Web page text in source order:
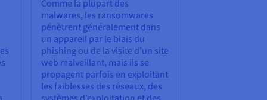
Comme la plupart des
malwares, les ransomwares
pénètrent généralement dans
un appareil par le biais du
phishing ou de la visite d’un site
web malveillant, mais ils se
propagent parfois en exploitant
les faiblesses des réseaux, des